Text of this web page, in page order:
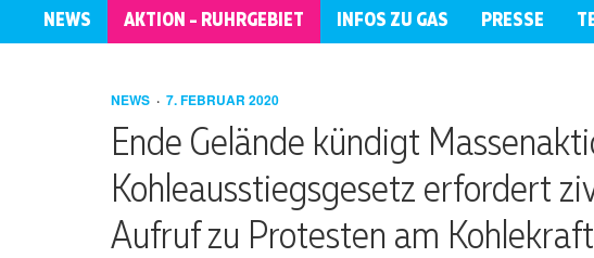
NEWS AKTION – RUHRGEBIET
AKTIONSKONSENS
ISRAEL/PALÄSTINA
INFOS ZU GAS PRESSE
PRESSESPIEGEL
PRESSEMITTEILUNGEN
SELBSTREFLEXION
UND SOLIDARISCH
ABLEISMUS
BARRIEREN
KONTAKT
GRUPPEN
ARBEITSGRUPPEN
NEWS 7. FEBRUAR 2020
Ende Gelände kündigt
Kohleausstiegsgesetz erfordert
Aufruf zu Protesten am